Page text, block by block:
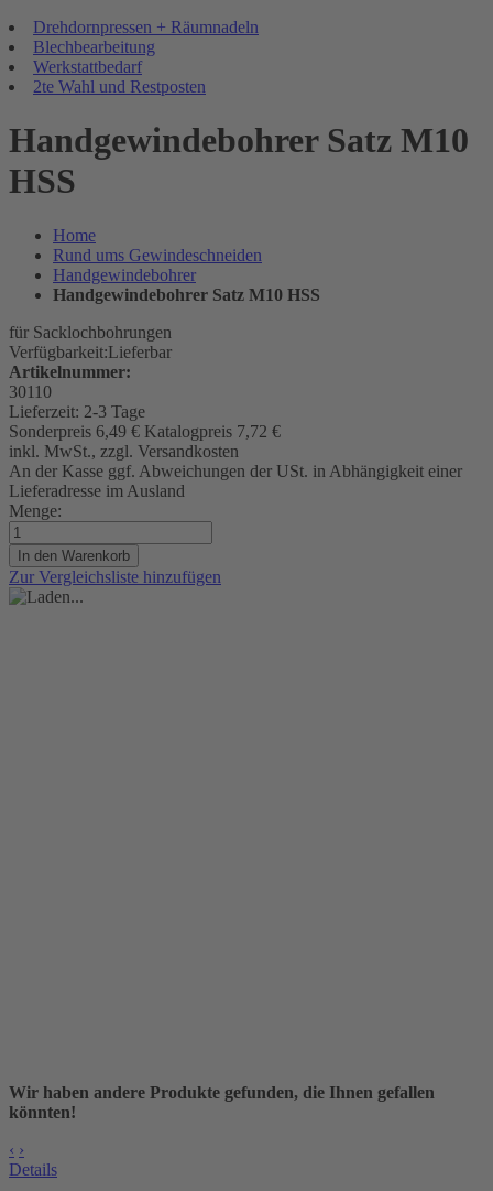
Drehdornpressen + Räumnadeln
Blechbearbeitung
Werkstattbedarf
2te Wahl und Restposten
Handgewindebohrer Satz M10
HSS
Home
Rund ums Gewindeschneiden
Handgewindebohrer
Handgewindebohrer Satz M10 HSS
für Sacklochbohrungen
Verfügbarkeit:Lieferbar
Artikelnummer:
30110
Lieferzeit: 2-3 Tage
Sonderpreis 6,49 € Katalogpreis 7,72 €
inkl. MwSt., zzgl. Versandkosten
An der Kasse ggf. Abweichungen der USt. in Abhängigkeit einer
Lieferadresse im Ausland
Menge:
In den Warenkorb
Zur Vergleichsliste hinzufügen
Wir haben andere Produkte gefunden, die Ihnen gefallen
könnten!
‹ ›
Details